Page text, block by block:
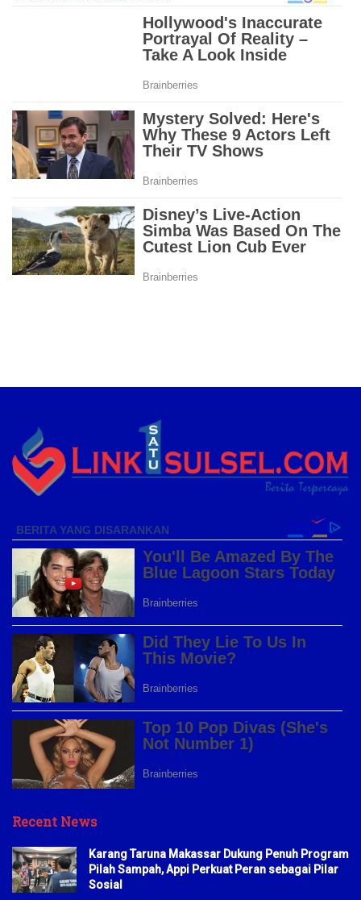
Recent News
Karang Taruna Makassar Dukung Penuh Program
Pilah Sampah, Appi Perkuat Peran sebagai Pilar
Sosial